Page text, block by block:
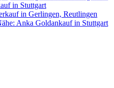
in Stuttgart
in Gerlingen, Reutlingen
Anka Goldankauf in Stuttgart